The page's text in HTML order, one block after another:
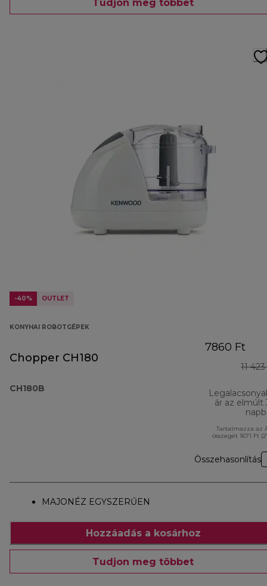
Tudjon meg többet
-40% OUTLET
KONYHAI ROBOTGÉPEK
Chopper CH180
CH180B
7860 Ft
11
ár az elmúlt
Tartalmazza az
összegét 1671 Ft
Összehasonlítás
MAJONÉZ EGYSZERŰEN
Hozzáadás a kosárhoz
Tudjon meg többet